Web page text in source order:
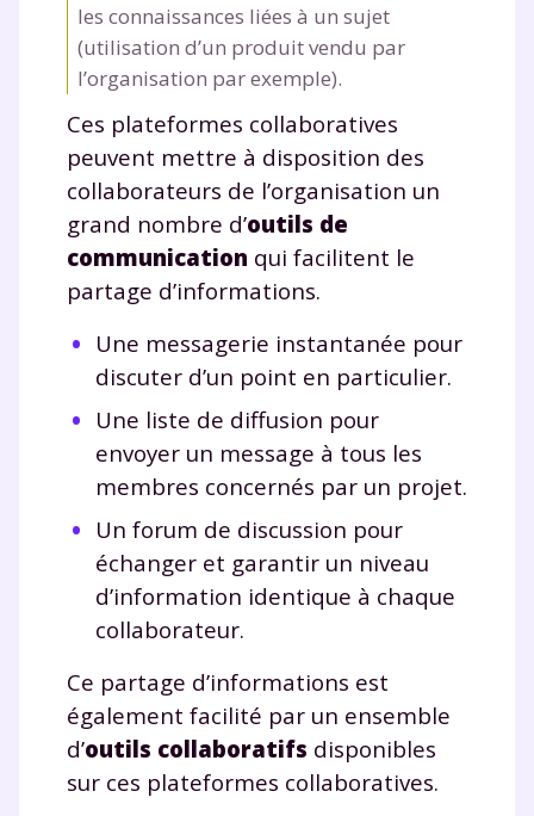
les connaissances liées à un sujet
(utilisation d’un produit vendu par
l’organisation par exemple).
Ces plateformes collaboratives
peuvent mettre à disposition des
collaborateurs de l’organisation un
grand nombre d’outils de
communication qui facilitent le
partage d’informations.
Une messagerie instantanée pour
discuter d’un point en particulier.
Une liste de diffusion pour
envoyer un message à tous les
membres concernés par un projet.
Un forum de discussion pour
échanger et garantir un niveau
d’information identique à chaque
collaborateur.
Ce partage d’informations est
également facilité par un ensemble
d’outils collaboratifs disponibles
sur ces plateformes collaboratives.